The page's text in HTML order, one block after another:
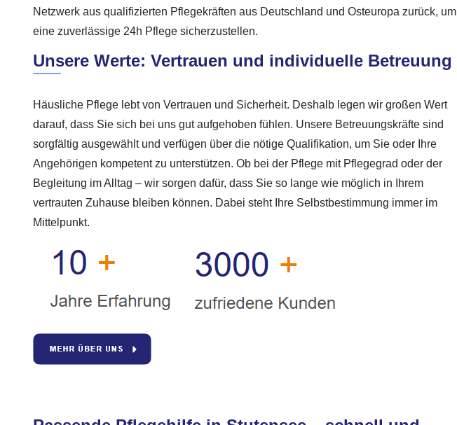
Netzwerk aus qualifizierten Pflegekräften aus Deutschland und Osteuropa zurück, um
eine zuverlässige 24h Pflege sicherzustellen.
Unsere Werte: Vertrauen und individuelle Betreuung
Häusliche Pflege lebt von Vertrauen und Sicherheit. Deshalb legen wir großen Wert
darauf, dass Sie sich bei uns gut aufgehoben fühlen. Unsere Betreuungskräfte sind
sorgfältig ausgewählt und verfügen über die nötige Qualifikation, um Sie oder Ihre
Angehörigen kompetent zu unterstützen. Ob bei der Pflege mit Pflegegrad oder der
Begleitung im Alltag – wir sorgen dafür, dass Sie so lange wie möglich in Ihrem
vertrauten Zuhause bleiben können. Dabei steht Ihre Selbstbestimmung immer im
Mittelpunkt.